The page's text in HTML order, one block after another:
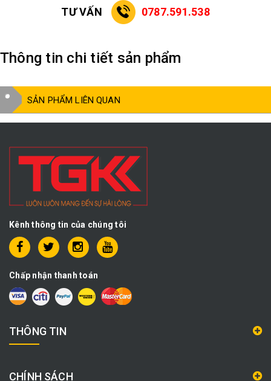
TƯ VẤN 0787.591.538
Thông tin chi tiết sản phẩm
SẢN PHẨM LIÊN QUAN
Kênh thông tin của chúng tôi
Chấp nhận thanh toán
THÔNG TIN
CHÍNH SÁCH